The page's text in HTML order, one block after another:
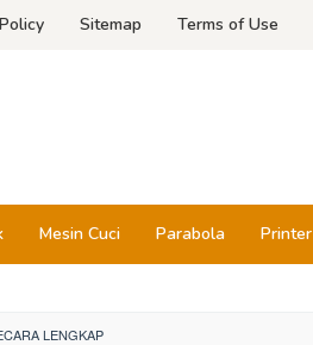
Sitemap Terms of Use
Mesin Cuci Parabola Printer
LENGKAP